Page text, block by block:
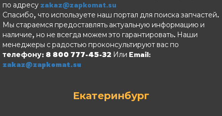
по адресу zakaz@zapkomat.su
Спасибо, что используете наш портал для поиска запчастей.
Мы стараемся предоставлять актуальную информацию и
наличие, но не всегда можем это гарантировать. Наши
менеджеры с радостью проконсультируют вас по
телефону: 8 800 777-45-32 Или Email:
zakaz@zapkomat.su
Екатеринбург